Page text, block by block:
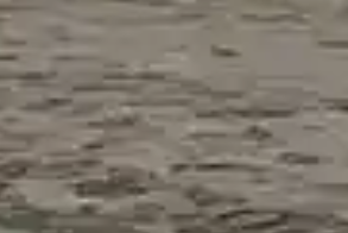
sui social